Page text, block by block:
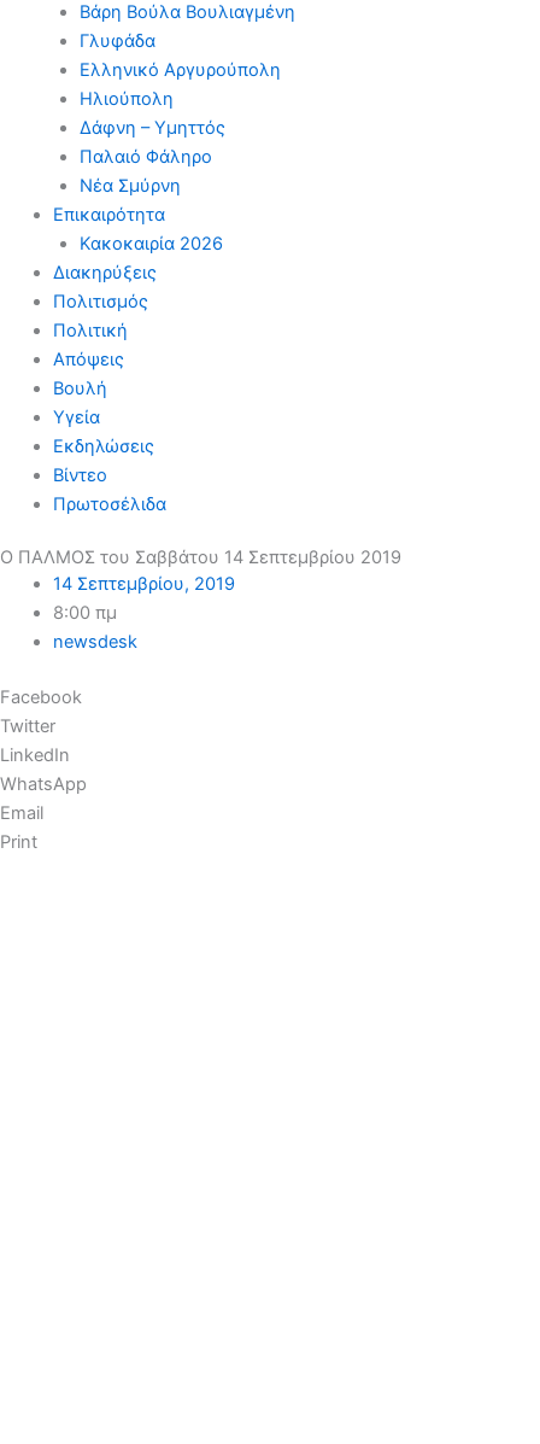
Βάρη Βούλα Βουλιαγμένη
Γλυφάδα
Ελληνικό Αργυρούπολη
Ηλιούπολη
Δάφνη – Υμηττός
Παλαιό Φάληρο
Νέα Σμύρνη
Επικαιρότητα
Κακοκαιρία 2026
Διακηρύξεις
Πολιτισμός
Πολιτική
Απόψεις
Βουλή
Υγεία
Εκδηλώσεις
Βίντεο
Πρωτοσέλιδα
Ο ΠΑΛΜΟΣ του Σαββάτου 14 Σεπτεμβρίου 2019
14 Σεπτεμβρίου, 2019
8:00 πμ
newsdesk
Facebook
Twitter
LinkedIn
WhatsApp
Email
Print